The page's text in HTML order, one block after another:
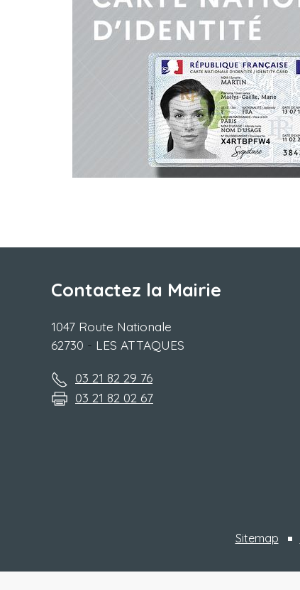
Contactez la Mairie
1047 Route Nationale
62730 - LES ATTAQUES
03 21 82 29 76
03 21 82 02 67
Sitemap